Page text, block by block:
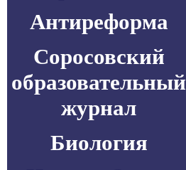
Антиреформа
Соросовский
образовательный
журнал
Биология